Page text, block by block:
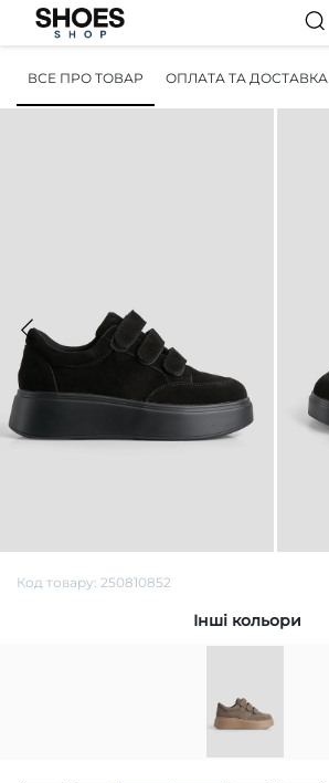
ВСЕ ПРО ТОВАР ОПЛАТА ТА ДОСТАВКА
Код товару: 250810852
Інші кольори